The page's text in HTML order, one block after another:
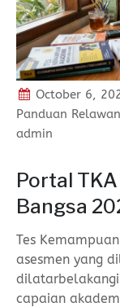
October 6,
Panduan Relawan
admin
Portal
Bangsa
Tes
asesmen yang
capaian